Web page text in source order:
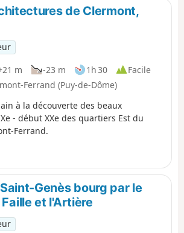
de Clermont,
m -23 m 1h 30
Facile
Ferrand (Puy-de-Dôme)
à la découverte des beaux
- début XXe des quartiers Est du
Ferrand.
Genès bourg par le
et l'Artière